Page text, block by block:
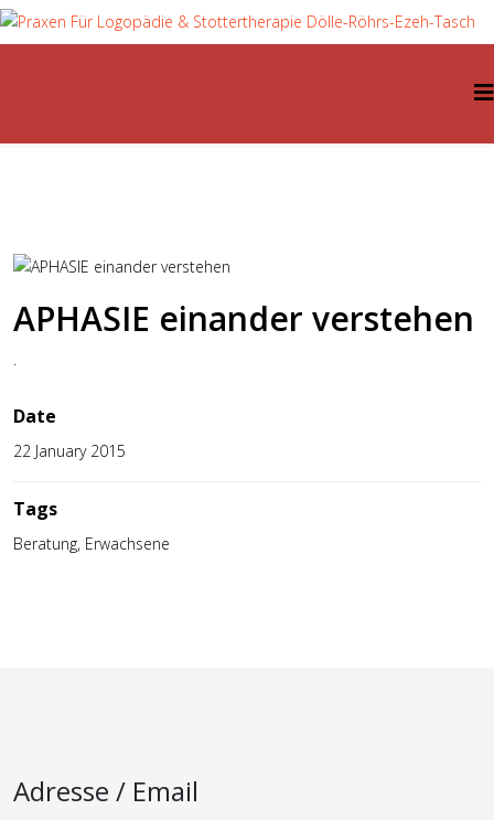
APHASIE einander verstehen
.
Date
22 January 2015
Tags
Beratung, Erwachsene
Adresse / Email